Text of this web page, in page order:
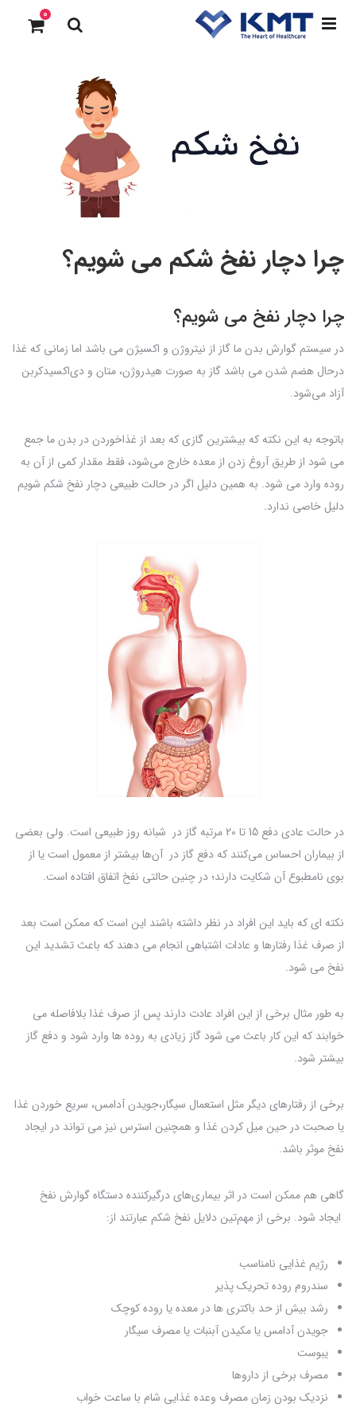
0
چرا دچار نفخ شکم می شویم؟
چرا دچار نفخ می شویم؟
در سیستم گوارش بدن ما گاز از نیتروژن و اکسیژن می باشد اما زمانی که غذا
درحال هضم شدن می باشد گاز به صورت هیدروژن، متان و دی‌اکسیدکربن
آزاد می‌شود.
باتوجه به این نکته که بیشترین گازی که بعد از غذاخوردن در بدن ما جمع
می شود از طریق آروغ زدن از معده خارج می‌شود، فقط مقدار کمی از آن به
روده وارد می شود. به همین دلیل اگر در حالت طبیعی دچار نفخ شکم شویم
دلیل خاصی ندارد.
در حالت عادی دفع 15 تا 20 مرتبه گاز در شبانه روز طبیعی است. ولی بعضی
از بیماران احساس می‌کنند که دفع گاز در آن‌ها بیشتر از معمول است یا از
بوی نامطبوع آن شکایت دارند؛ در چنین حالتی نفخ اتفاق افتاده است.
نکته ای که باید این افراد در نظر داشته باشند این است که ممکن است بعد
از صرف غذا رفتارها و عادات اشتباهی انجام می دهند که باعث تشدید این
نفخ می شود.
به طور مثال برخی از این افراد عادت دارند پس از صرف غذا بلافاصله می
خوابند که این کار باعث می شود گاز زیادی به روده ها وارد شود و دفع گاز
بیشتر شود.
برخی از رفتارهای دیگر مثل استعمال سیگار،جویدن آدامس، سریع خوردن غذا
یا صحبت در حین میل کردن غذا و همچنین استرس نیز می تواند در ایجاد
نفخ موثر باشد.
گاهی هم ممکن است در اثر بیماری‌های درگیرکننده دستگاه گوارش نفخ
ایجاد شود. برخی از مهم‌تین دلایل نفخ شکم عبارتند از:
رژیم غذایی نامناسب
سندروم روده تحریک پذیر
رشد بیش از حد باکتری ها در معده یا روده کوچک
جویدن آدامس یا مکیدن آبنبات یا مصرف سیگار
یبوست
مصرف برخی از داروها
نزدیک بودن زمان مصرف وعده غذایی شام با ساعت خواب